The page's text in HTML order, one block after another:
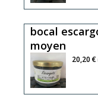
bocal
moyen
20,20 €